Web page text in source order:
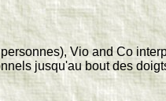
Vio and Co
jusqu'au bout des